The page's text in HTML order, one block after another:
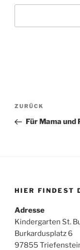
Vorheriger
Beitrag
ZURÜCK
Für Mama und
HIER FINDEST
Adresse
Kindergarten St.
Burkardusplatz 6
97855